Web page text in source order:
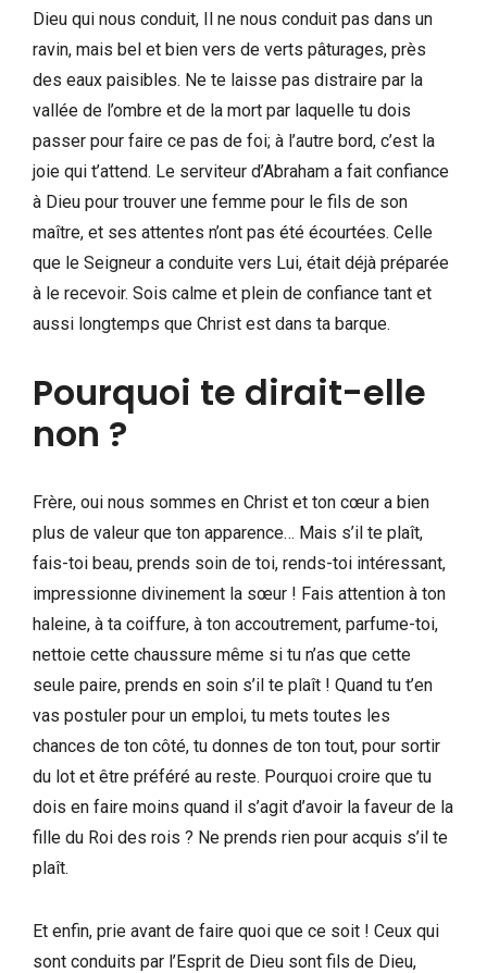
Dieu qui nous conduit, Il ne nous conduit pas dans un
ravin, mais bel et bien vers de verts pâturages, près
des eaux paisibles. Ne te laisse pas distraire par la
vallée de l’ombre et de la mort par laquelle tu dois
passer pour faire ce pas de foi; à l’autre bord, c’est la
joie qui t’attend. Le serviteur d’Abraham a fait confiance
à Dieu pour trouver une femme pour le fils de son
maître, et ses attentes n’ont pas été écourtées. Celle
que le Seigneur a conduite vers Lui, était déjà préparée
à le recevoir. Sois calme et plein de confiance tant et
aussi longtemps que Christ est dans ta barque.
Pourquoi te dirait-elle
non ?
Frère, oui nous sommes en Christ et ton cœur a bien
plus de valeur que ton apparence… Mais s’il te plaît,
fais-toi beau, prends soin de toi, rends-toi intéressant,
impressionne divinement la sœur ! Fais attention à ton
haleine, à ta coiffure, à ton accoutrement, parfume-toi,
nettoie cette chaussure même si tu n’as que cette
seule paire, prends en soin s’il te plaît ! Quand tu t’en
vas postuler pour un emploi, tu mets toutes les
chances de ton côté, tu donnes de ton tout, pour sortir
du lot et être préféré au reste. Pourquoi croire que tu
dois en faire moins quand il s’agit d’avoir la faveur de la
fille du Roi des rois ? Ne prends rien pour acquis s’il te
plaît.
Et enfin, prie avant de faire quoi que ce soit ! Ceux qui
sont conduits par l’Esprit de Dieu sont fils de Dieu,